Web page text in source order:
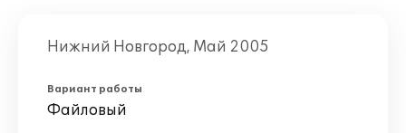
Нижний Новгород, Май 2005
Вариант работы
Файловый